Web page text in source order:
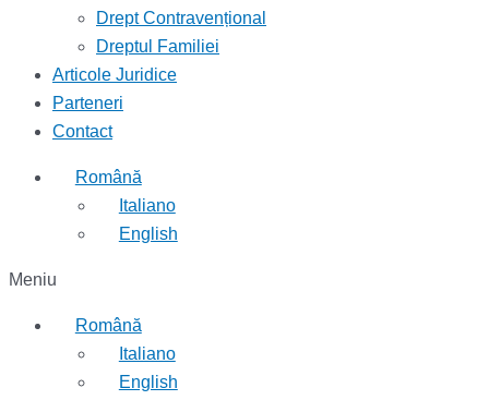
Drept Contravențional
Dreptul Familiei
Articole Juridice
Parteneri
Contact
Română
Italiano
English
Meniu
Română
Italiano
English